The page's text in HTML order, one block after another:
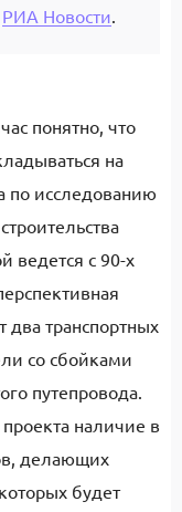
РИА Новости.
понятно, что
на
исследованию
ведется с 90-х
два транспортных
со сбойками
путепровода.
наличие в
делающих
будет